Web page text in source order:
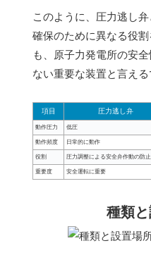
このように、圧力逃し
確保のために異なる役
も、原子力発電所の安
ない重要な装置と言える
項目 圧力逃し弁
動作圧力 低圧
動作頻度 日常的に動作
役割 圧力調整による安全弁作動の防止
重要度 安全運転に重要
種類